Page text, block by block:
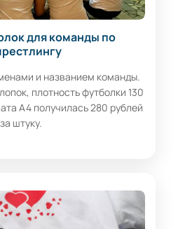
для команды по
и названием команды.
плотность футболки 130
А4 получилась 280 рублей
за штуку.